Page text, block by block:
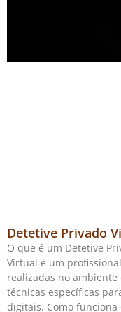
Detetive Privado
O que é um Detetive
Virtual é um
realizadas no
técnicas específicas
digitais. Como